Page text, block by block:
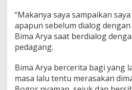
“Makanya saya sampaikan
apapun sebelum dialog
Bima Arya saat berdialog
pedagang.
Bima Arya bercerita bagi yang
masa lalu tentu merasakan